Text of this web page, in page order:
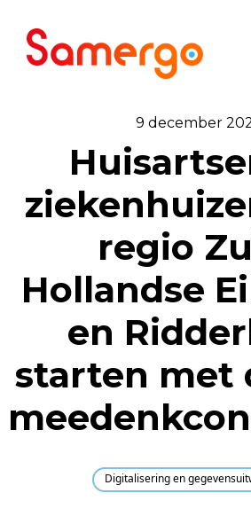
9 december
regio
Hollandse
en
starten met
Digitalisering en